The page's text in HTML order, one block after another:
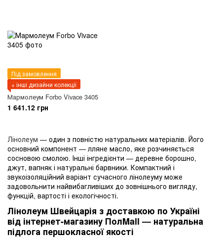
Під замовлення
+ інші дизайни колекції
Мармолеум Forbo Vivace 3405
1 641.12 грн
Лінолеум — один з повністю натуральних матеріалів. Його
основний компонент — лляне масло, яке розчиняється
сосновою смолою. Інші інгредієнти — деревне борошно,
джут, вапняк і натуральні барвники. Компактний і
звукоізоляційний варіант сучасного лінолеуму може
задовольнити найвибагливіших до зовнішнього вигляду,
функцій, вартості і екологічності.
Лінолеум Швейцарія з доставкою по Україні
від інтернет-магазину ПолMall — натуральна
підлога першокласної якості